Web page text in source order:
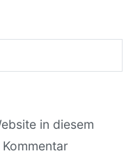
in diesem